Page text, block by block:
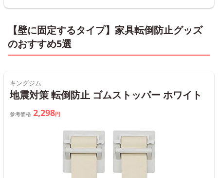
【壁に固定するタイプ】家具転倒防止グッズ
のおすすめ5選
キングジム
地震対策 転倒防止 ゴムストッパー ホワイト
参考価格 2,298円